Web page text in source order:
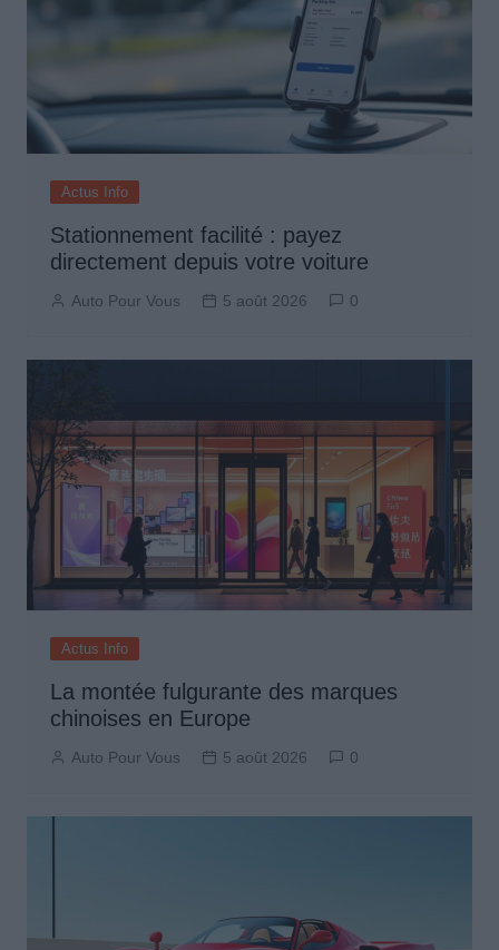
Actus Info
Stationnement facilité : payez
directement depuis votre voiture
Auto Pour Vous 5 août 2026 0
Actus Info
La montée fulgurante des marques
chinoises en Europe
Auto Pour Vous 5 août 2026 0